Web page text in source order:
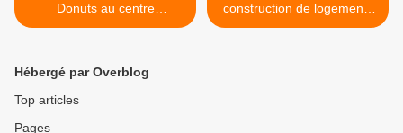
Donuts au centre
commercial Rosny 2
construction de logements
neufs en Seine-Saint-Denis
Hébergé par Overblog
Top articles
Pages